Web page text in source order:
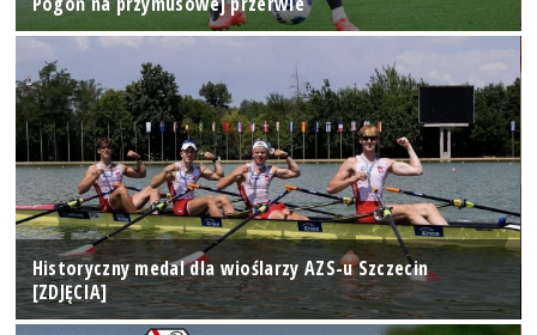
Historyczny medal dla wioślarzy AZS-u Szczecin
[ZDJĘCIA]